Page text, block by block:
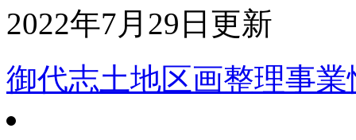
2022年7月29日更新
御代志土地区画整理事